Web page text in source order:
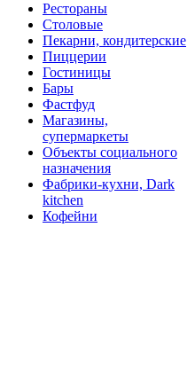
Рестораны
Столовые
Пекарни, кондитерские
Пиццерии
Гостиницы
Бары
Фастфуд
Магазины,
супермаркеты
Объекты социального
назначения
Фабрики-кухни, Dark
kitchen
Кофейни